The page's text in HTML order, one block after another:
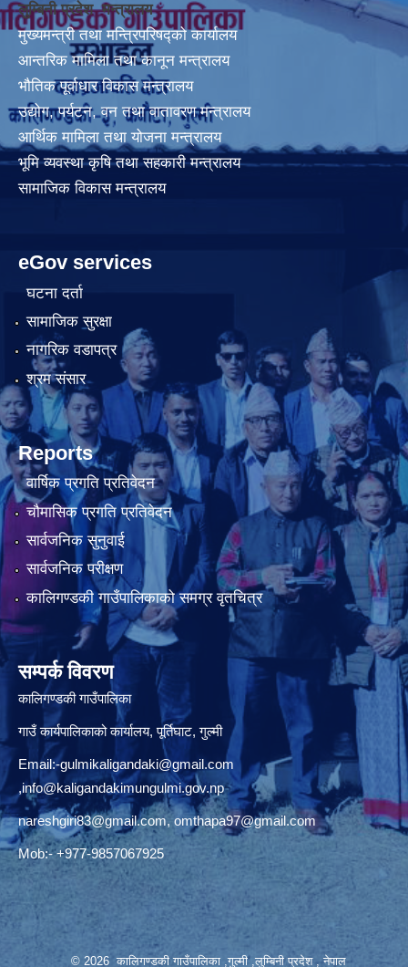
लुम्बिनी प्रदेश मन्त्रालय
मुख्यमन्त्री तथा मन्त्रिपरिषद्को कार्यालय
आन्तरिक मामिला तथा कानून मन्त्रालय
भौतिक पूर्वाधार विकास मन्त्रालय
उद्योग, पर्यटन, वन तथा वातावरण मन्त्रालय
आर्थिक मामिला तथा योजना मन्त्रालय
भूमि व्यवस्था कृषि तथा सहकारी मन्त्रालय
सामाजिक विकास मन्त्रालय
eGov services
घटना दर्ता
सामाजिक सुरक्षा
नागरिक वडापत्र
श्रम संसार
Reports
वार्षिक प्रगति प्रतिवेदन
चौमासिक प्रगति प्रतिवेदन
सार्वजनिक सुनुवाई
सार्वजनिक परीक्षण
कालिगण्डकी गाउँपालिकाको समग्र वृतचित्र
सम्पर्क विवरण
कालिगण्डकी गाउँपालिका
गाउँ कार्यपालिकाको कार्यालय, पूर्तिघाट, गुल्मी
Email:-gulmikaligandaki@gmail.com
,info@kaligandakimungulmi.gov.np
nareshgiri83@gmail.com,omthapa97@gmail.com
Mob:- +977-9857067925
© 2026 कालिगण्डकी गाउँपालिका ,गुल्मी ,लुम्बिनी प्रदेश , नेपाल